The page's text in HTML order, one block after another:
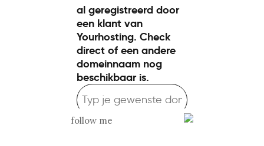
follow me